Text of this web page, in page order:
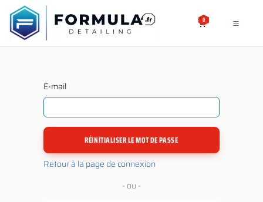
SE RENDRE AU CONTENU
0
E-mail
RÉINITIALISER LE MOT DE PASSE
Retour à la page de connexion
- ou -